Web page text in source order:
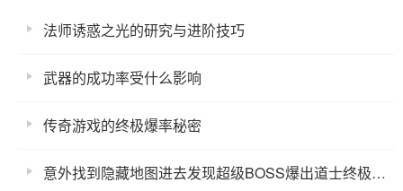
法师诱惑之光的研究与进阶技巧
武器的成功率受什么影响
传奇游戏的终极爆率秘密
意外找到隐藏地图进去发现超级BOSS爆出道士终极手镯